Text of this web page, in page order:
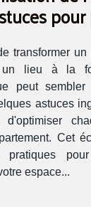
transformer
lieu à la
peut sembler
astuces
d'optimiser
Cet
pratiques
espace...